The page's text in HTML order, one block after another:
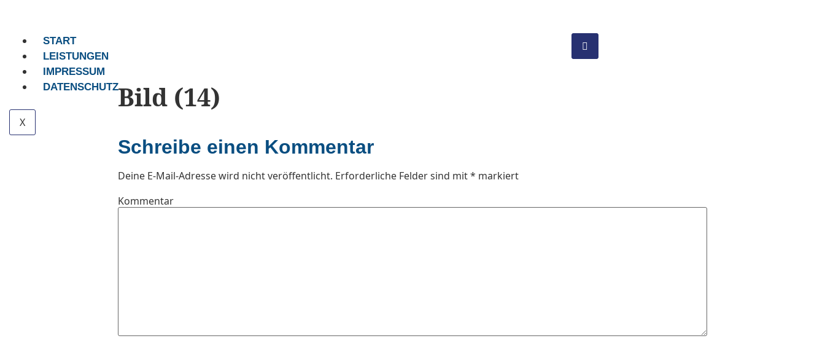
START
LEISTUNGEN
IMPRESSUM
DATENSCHUTZ
X
Bild (14)
Schreibe einen Kommentar
Deine E-Mail-Adresse wird nicht veröffentlicht. Erforderliche Felder sind mit* markiert
Kommentar